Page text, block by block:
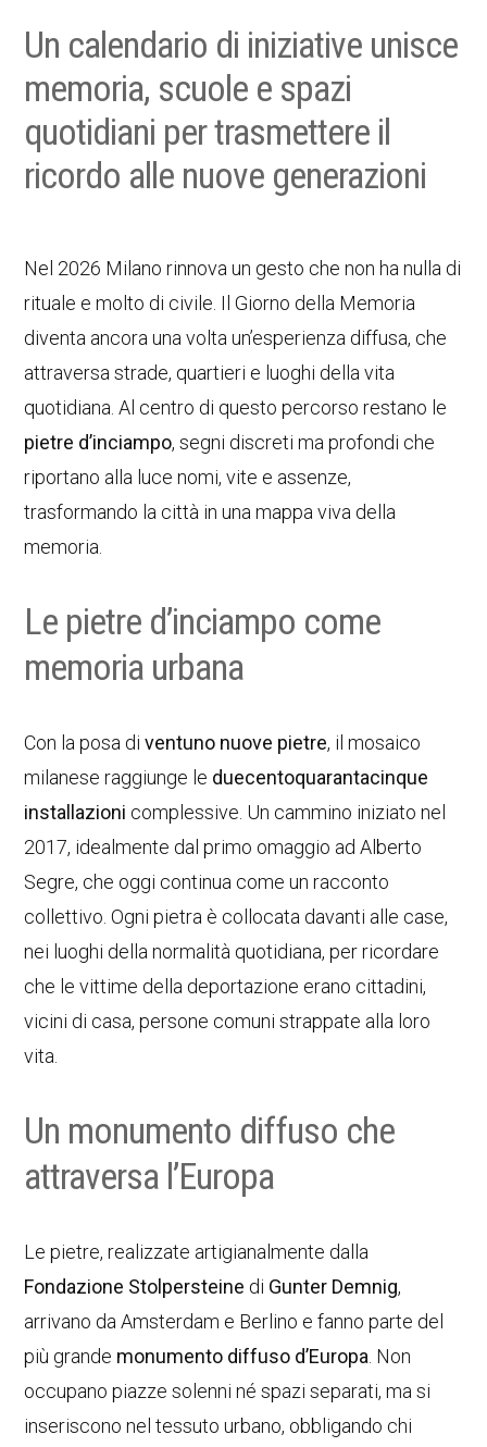
Un calendario di iniziative unisce
memoria, scuole e spazi
quotidiani per trasmettere il
ricordo alle nuove generazioni
Nel 2026 Milano rinnova un gesto che non ha nulla di
rituale e molto di civile. Il Giorno della Memoria
diventa ancora una volta un’esperienza diffusa, che
attraversa strade, quartieri e luoghi della vita
quotidiana. Al centro di questo percorso restano le
pietre d’inciampo, segni discreti ma profondi che
riportano alla luce nomi, vite e assenze,
trasformando la città in una mappa viva della
memoria.
Le pietre d’inciampo come
memoria urbana
Con la posa diventuno nuove pietre, il mosaico
milanese raggiunge le duecentoquarantacinque
installazioni complessive. Un cammino iniziato nel
2017, idealmente dal primo omaggio ad Alberto
Segre, che oggi continua come un racconto
collettivo. Ogni pietra è collocata davanti alle case,
nei luoghi della normalità quotidiana, per ricordare
che le vittime della deportazione erano cittadini,
vicini di casa, persone comuni strappate alla loro
vita.
Un monumento diffuso che
attraversa l’Europa
Le pietre, realizzate artigianalmente dalla
Fondazione Stolpersteine di Gunter Demnig,
arrivano da Amsterdam e Berlino e fanno parte del
più grande monumento diffuso d’Europa . Non
occupano piazze solenni né spazi separati, ma si
inseriscono nel tessuto urbano, obbligando chi